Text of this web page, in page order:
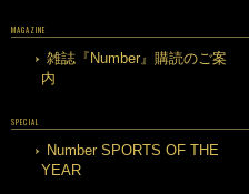
MAGAZINE
雑誌『Number』購読のご案
内
SPECIAL
Number SPORTS OF THE
YEAR